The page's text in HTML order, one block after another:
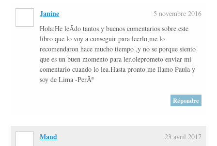
Janine
5 novembre 2016
Hola:He leÃ­do tantos y buenos comentarios sobre este
libro que lo voy a conseguir para leerlo,me lo
recomendaron hace mucho tiempo ,y no se porque siento
que es un buen momento para ler,oleprometo enviar mi
comentario cuando lo lea.Hasta pronto me llamo Paula y
soy de Lima -PerÃº
Répondre
Maud
23 avril 2017